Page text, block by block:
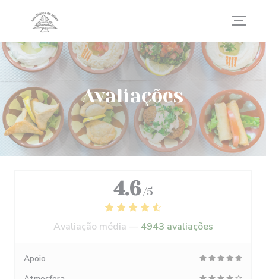
Avaliações
4.6 /5
Avaliação média — 4943 avaliações
Apoio